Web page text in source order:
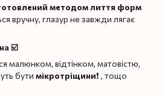
методом лиття форм
вручну, глазур не завжди лягає
☑️
малюнком, відтінком, матовістю,
бути мікротріщини❗️ , тощо